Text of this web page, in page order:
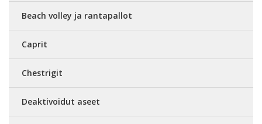
Beach volley ja rantapallot
Caprit
Chestrigit
Deaktivoidut aseet